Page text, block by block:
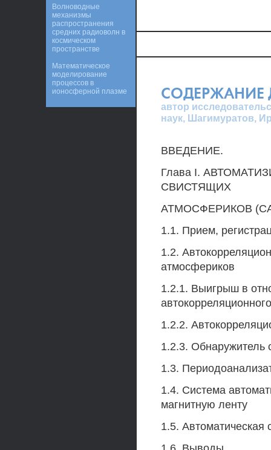
СОДЕРЖАНИЕ
автор
наук, Шагимуратов,
ВВЕДЕНИЕ.
Глава I.
СВИСТЯЩИХ
АТМОСФЕРИКОВ
1.1. Прием,
1.2.
атмосфериков
1.2.1. Выигрыш в
1.2.2.
1.2.3. Обнаружитель
1.3.
1.4. Система
магнитную ленту
1.5. Автоматическая
Волноводные
механизмы
распространения
средних радиоволн в
космическом
пространстве
Математическое
моделирование
процессов в
ионосферной плазме